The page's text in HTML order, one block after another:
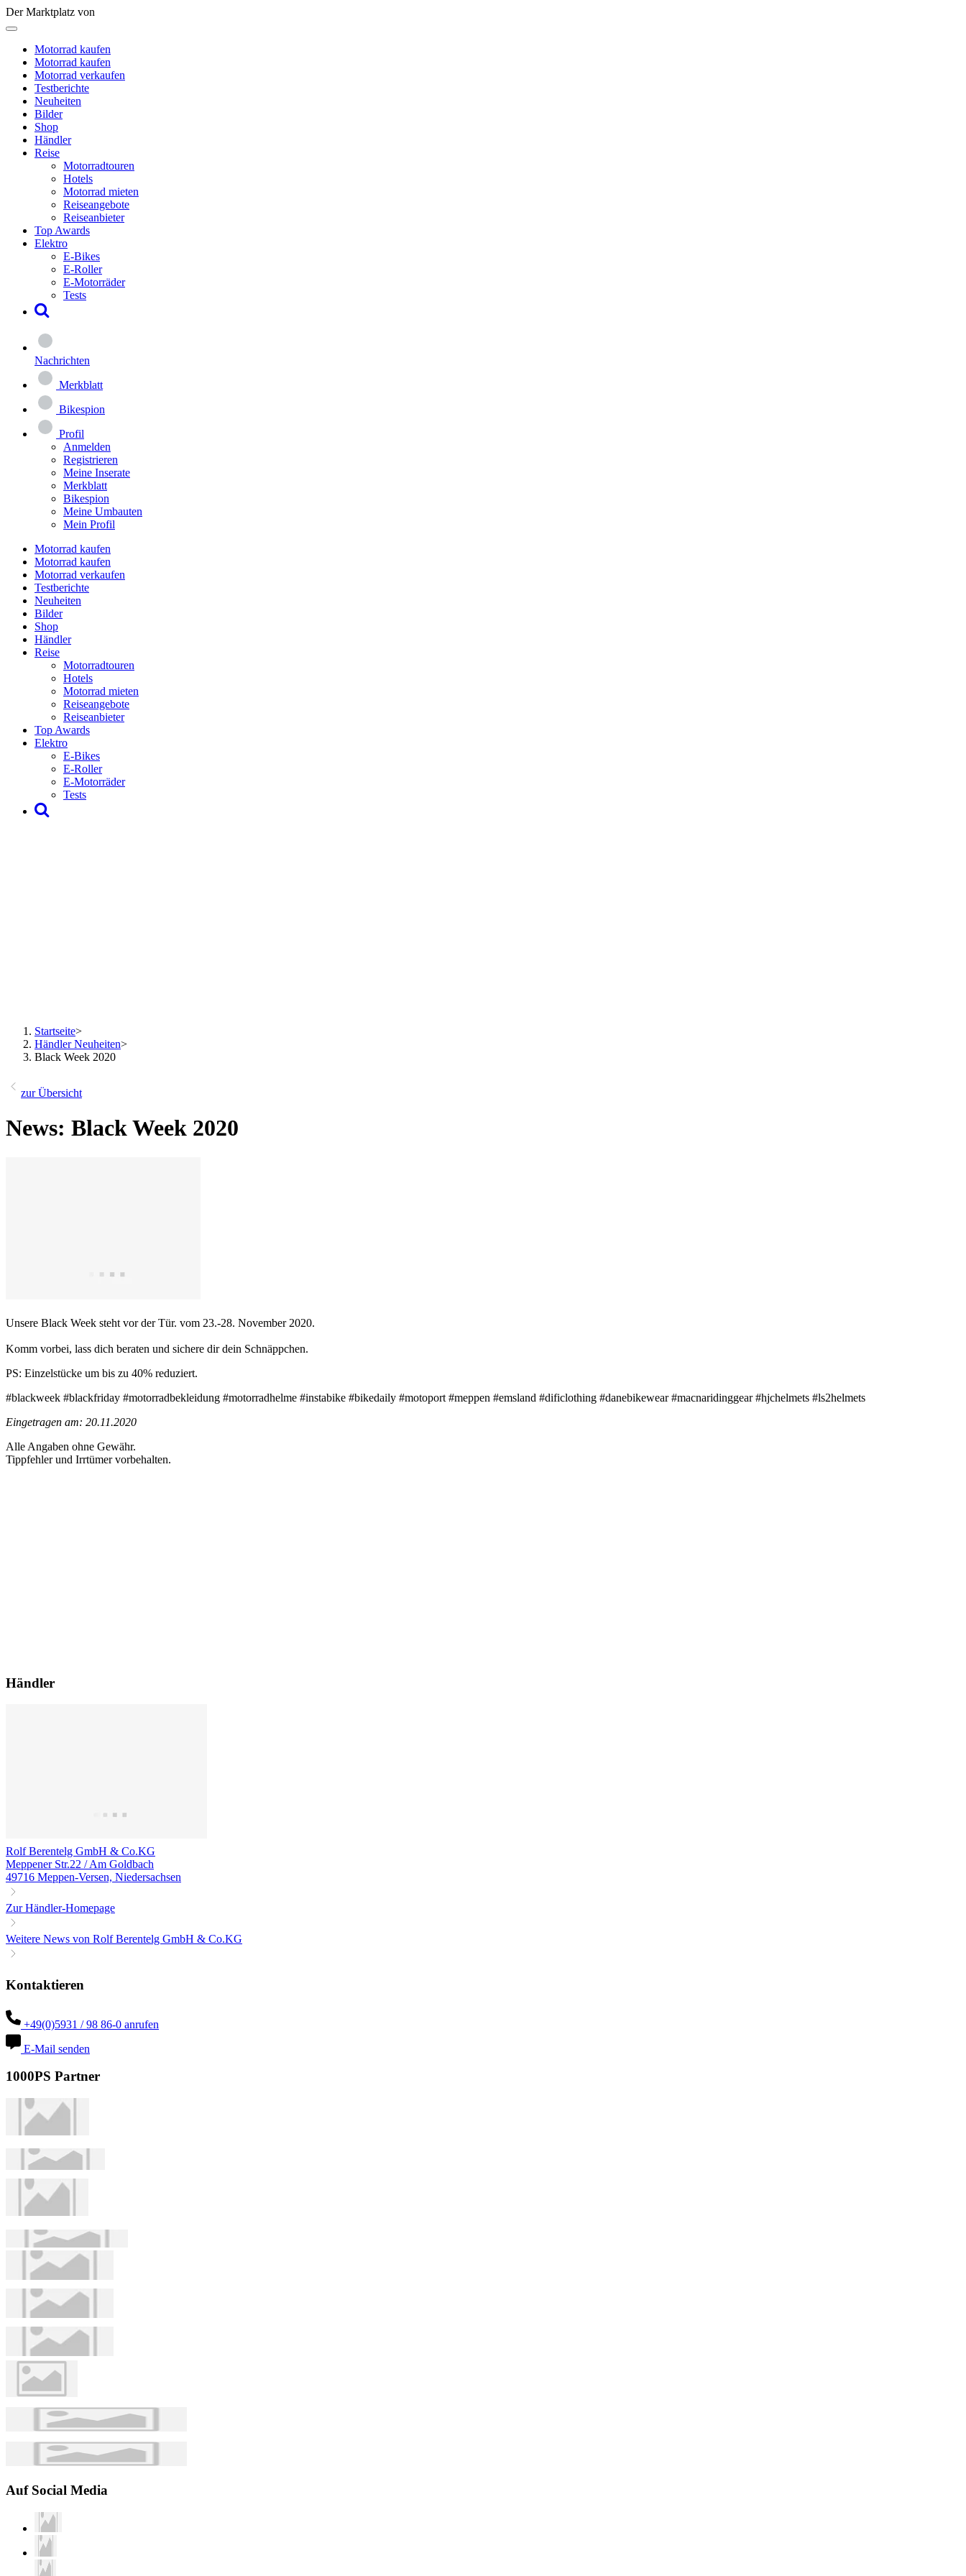
Der Marktplatz von
Motorrad kaufen
Motorrad kaufen
Motorrad verkaufen
Testberichte
Neuheiten
Bilder
Shop
Händler
Reise
Motorradtouren
Hotels
Motorrad mieten
Reiseangebote
Reiseanbieter
Top Awards
Elektro
E-Bikes
E-Roller
E-Motorräder
Tests
Nachrichten
Merkblatt
Bikespion
Profil
Anmelden
Registrieren
Meine Inserate
Merkblatt
Bikespion
Meine Umbauten
Mein Profil
Motorrad kaufen
Motorrad kaufen
Motorrad verkaufen
Testberichte
Neuheiten
Bilder
Shop
Händler
Reise
Motorradtouren
Hotels
Motorrad mieten
Reiseangebote
Reiseanbieter
Top Awards
Elektro
E-Bikes
E-Roller
E-Motorräder
Tests
Startseite>
Händler Neuheiten>
Black Week 2020
zur Übersicht
News: Black Week 2020
Unsere Black Week steht vor der Tür. vom 23.-28. November 2020.
Komm vorbei, lass dich beraten und sichere dir dein Schnäppchen.
PS: Einzelstücke um bis zu 40% reduziert.
#blackweek #blackfriday #motorradbekleidung #motorradhelme #instabike #bikedaily #motoport #meppen #emsland #dificlothing #danebikewear #macnaridinggear #hjchelmets #ls2helmets
Eingetragen am: 20.11.2020
Alle Angaben ohne Gewähr.
Tippfehler und Irrtümer vorbehalten.
Händler
Rolf Berentelg GmbH & Co.KG
Meppener Str.22 / Am Goldbach
49716 Meppen-Versen, Niedersachsen
Zur Händler-Homepage
Weitere News von Rolf Berentelg GmbH & Co.KG
Kontaktieren
+49(0)5931 / 98 86-0 anrufen
E-Mail senden
1000PS Partner
Auf Social Media